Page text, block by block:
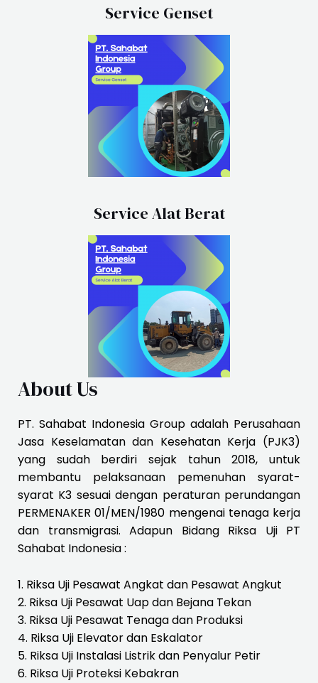
Service Genset
Service Alat Berat
About Us
PT. Sahabat Indonesia Group adalah Perusahaan
Jasa Keselamatan dan Kesehatan Kerja (PJK3)
yang sudah berdiri sejak tahun 2018, untuk
membantu pelaksanaan pemenuhan syarat-
syarat K3 sesuai dengan peraturan perundangan
PERMENAKER 01/MEN/1980 mengenai tenaga kerja
dan transmigrasi. Adapun Bidang Riksa Uji PT
Sahabat Indonesia :
1. Riksa Uji Pesawat Angkat dan Pesawat Angkut
2. Riksa Uji Pesawat Uap dan Bejana Tekan
3. Riksa Uji Pesawat Tenaga dan Produksi
4. Riksa Uji Elevator dan Eskalator
5. Riksa Uji Instalasi Listrik dan Penyalur Petir
6. Riksa Uji Proteksi Kebakran